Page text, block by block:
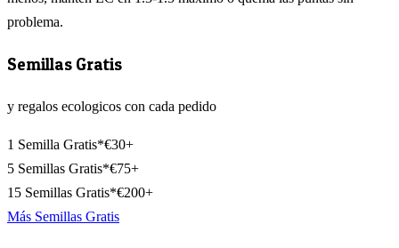
problema.
Semillas Gratis
y regalos ecologicos con cada pedido
1 Semilla Gratis*€30+
5 Semillas Gratis*€75+
15 Semillas Gratis*€200+
Más Semillas Gratis